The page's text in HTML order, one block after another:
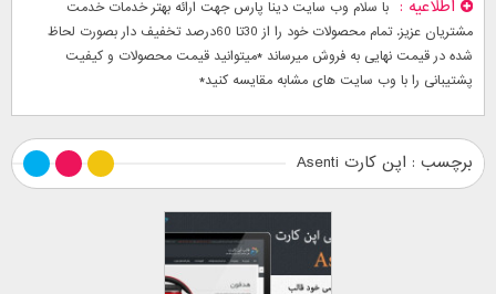
اطلاعیه
با سلام وب سایت دینا پارس جهت ارائه بهتر خدمات خدمت
مشتریان عزیز. تمام محصولات خود را از 30تا 60درصد تخفیف دار بصورت لحاظ
شده در قیمت نهایی به فروش میرساند *میتوانید قیمت محصولات و کیفیت
پشتیبانی را با وب سایت های مشابه مقایسه کنید*
برچسب : اپن کارت Asenti